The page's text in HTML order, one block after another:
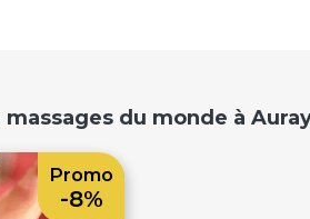
du monde à
Promo
-8%